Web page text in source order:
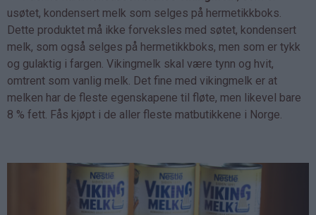
usøtet, kondensert melk som selges på hermetikkboks.
Dette produktet må ikke forveksles med søtet, kondensert
melk, som også selges på hermetikkboks, men som er tykk
og gulaktig i fargen. Vikingmelk skal være tynn og hvit,
omtrent som vanlig melk. Det fine med vikingmelk er at
melken har de fleste egenskapene til fløte, men likevel bare
8 % fett. Fås kjøpt i de aller fleste matbutikkene i Norge.